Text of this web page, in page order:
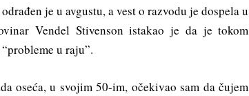
je u avgustu, a vest o razvodu je dospela u
Vendel Stivenson istakao je da je tokom
u raju”.
oseća, u svojim 50-im, očekivao sam da čujem